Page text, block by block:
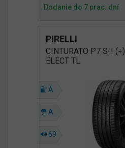
Dodanie do 7 prac. dní
PIRELLI
CINTURATO P7 S-I (+)
ELECT TL
A
A
69